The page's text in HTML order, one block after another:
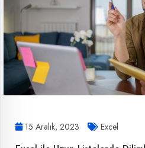
15 Aralık, 2023 Excel